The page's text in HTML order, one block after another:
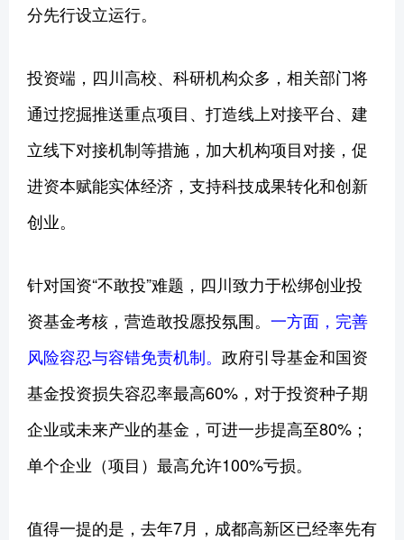
分先行设立运行。
投资端，四川高校、科研机构众多，相关部门将
通过挖掘推送重点项目、打造线上对接平台、建
立线下对接机制等措施，加大机构项目对接，促
进资本赋能实体经济，支持科技成果转化和创新
创业。
针对国资“不敢投”难题，四川致力于松绑创业投
资基金考核，营造敢投愿投氛围。 一方面，完善
风险容忍与容错免责机制。 政府引导基金和国资
基金投资损失容忍率最高60%，对于投资种子期
企业或未来产业的基金，可进一步提高至80%；
单个企业（项目）最高允许100%亏损。
值得一提的是，去年7月，成都高新区已经率先有